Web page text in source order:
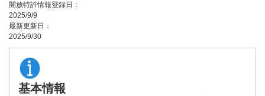
開放特許情報登録日：
2025/9/9
最新更新日：
2025/9/30
基本情報